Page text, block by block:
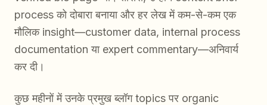
process को दोबारा बनाया और हर लेख में कम-से-कम एक
मौलिक insight—customer data, internal process
documentation या expert commentary—अनिवार्य
कर दी।
कुछ महीनों में उनके प्रमुख ब्लॉग topics पर organic